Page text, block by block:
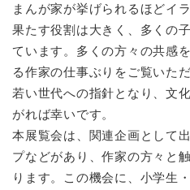
まんが家が挙げられるほどイ
果たす役割は大きく、多くの
ています。多くの方々の共感
る作家の仕事ぶりをご覧いた
若い世代への指針となり、文
がれば幸いです。
本展覧会は、関連企画として
プなどがあり、作家の方々と
ります。この機会に、小学生